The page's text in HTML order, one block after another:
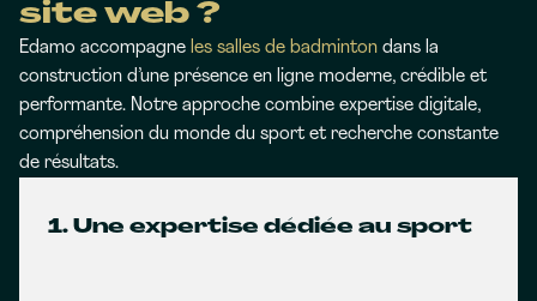
site web ?
Edamo accompagne les salles de badminton dans la
construction d’une présence en ligne moderne, crédible et
performante. Notre approche combine expertise digitale,
compréhension du monde du sport et recherche constante
de résultats.
1. Une expertise dédiée au sport